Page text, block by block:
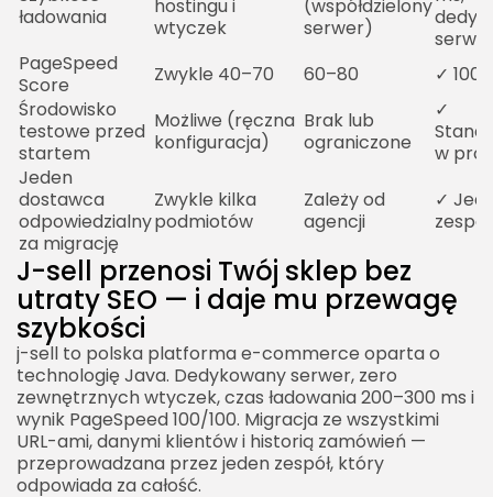
ładowania
hostingu i
wtyczek
(współdzielony
serwer)
PageSpeed
Score
Zwykle 40–70 60–80
✓ 100/
Środowisko
testowe przed
startem
Możliwe (ręczna
konfiguracja)
Brak lub
ograniczone
✓
w
Jeden
dostawca
odpowiedzialny
za migrację
Zwykle kilka
podmiotów
Zależy od
agencji
✓
zespół
J-sell przenosi Twój sklep bez
utraty SEO — i daje mu przewagę
szybkości
j-sell to polska platforma e-commerce oparta o
technologię Java. Dedykowany serwer, zero
zewnętrznych wtyczek, czas ładowania 200–300 ms i
wynik PageSpeed 100/100. Migracja ze wszystkimi
URL-ami, danymi klientów i historią zamówień —
przeprowadzana przez jeden zespół, który
odpowiada za całość.